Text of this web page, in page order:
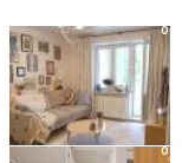
0
0